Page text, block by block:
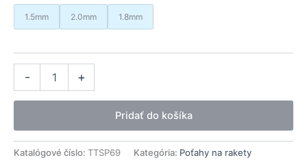
1.5mm 2.0mm 1.8mm
- +
Pridať do košíka
Katalógové číslo: TTSP69 Kategória: Poťahy na rakety